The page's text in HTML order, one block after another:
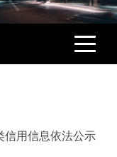
用信息依法公示